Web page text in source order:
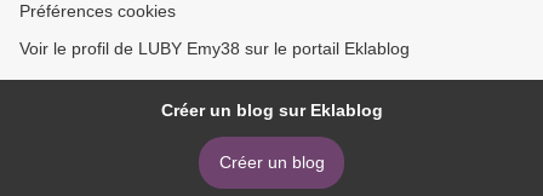
Préférences cookies
Voir le profil de LUBY Emy38 sur le portail Eklablog
Créer un blog sur Eklablog
Créer un blog